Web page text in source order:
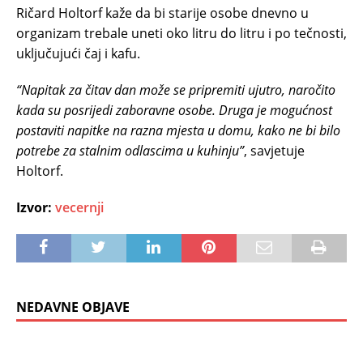
Ričard Holtorf kaže da bi starije osobe dnevno u
organizam trebale uneti oko litru do litru i po tečnosti,
uključujući čaj i kafu.
“Napitak za čitav dan može se pripremiti ujutro, naročito
kada su posrijedi zaboravne osobe. Druga je mogućnost
postaviti napitke na razna mjesta u domu, kako ne bi bilo
potrebe za stalnim odlascima u kuhinju”, savjetuje
Holtorf.
Izvor: vecernji
NEDAVNE OBJAVE